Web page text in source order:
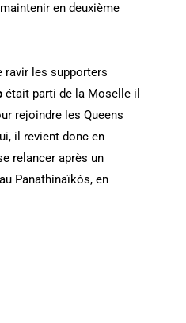
en deuxième
ravir les supporters
était parti de la Moselle il
rejoindre les Queens
il revient donc en
relancer après un
Panathinaïkós, en